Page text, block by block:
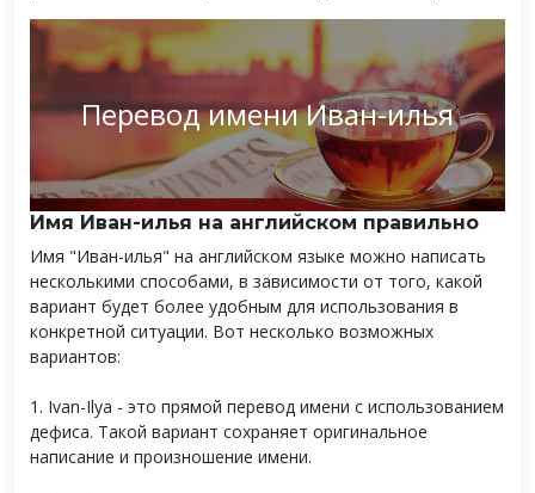
Перевод имени Иван-илья
Имя Иван-илья на английском правильно
Имя "Иван-илья" на английском языке можно написать
несколькими способами, в зависимости от того, какой
вариант будет более удобным для использования в
конкретной ситуации. Вот несколько возможных
вариантов:
1. Ivan-Ilya - это прямой перевод имени с использованием
дефиса. Такой вариант сохраняет оригинальное
написание и произношение имени.